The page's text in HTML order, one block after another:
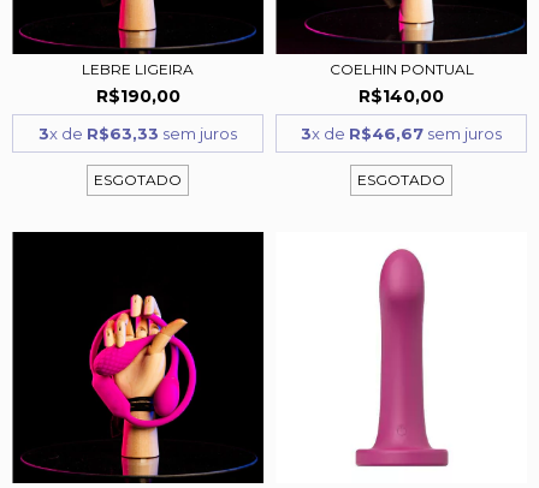
LEBRE LIGEIRA
R$190,00
3x de R$63,33 sem juros
ESGOTADO
COELHIN PONTUAL
R$140,00
3x de R$46,67 sem juros
ESGOTADO